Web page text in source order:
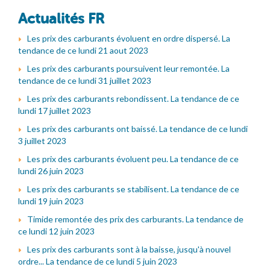
Actualités FR
Les prix des carburants évoluent en ordre dispersé. La
tendance de ce lundi 21 aout 2023
Les prix des carburants poursuivent leur remontée. La
tendance de ce lundi 31 juillet 2023
Les prix des carburants rebondissent. La tendance de ce
lundi 17 juillet 2023
Les prix des carburants ont baissé. La tendance de ce lundi
3 juillet 2023
Les prix des carburants évoluent peu. La tendance de ce
lundi 26 juin 2023
Les prix des carburants se stabilisent. La tendance de ce
lundi 19 juin 2023
Timide remontée des prix des carburants. La tendance de
ce lundi 12 juin 2023
Les prix des carburants sont à la baisse, jusqu'à nouvel
ordre... La tendance de ce lundi 5 juin 2023